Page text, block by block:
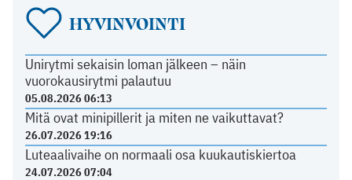
HYVINVOINTI
Unirytmi sekaisin loman jälkeen – näin
vuorokausirytmi palautuu
05.08.2026 06:13
Mitä ovat minipillerit ja miten ne vaikuttavat?
26.07.2026 19:16
Luteaalivaihe on normaali osa kuukautiskiertoa
24.07.2026 07:04